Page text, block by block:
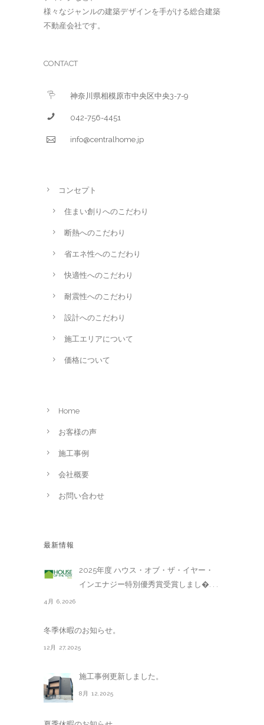
様々なジャンルの建築デザインを手がける総合建築
不動産会社です。
CONTACT
神奈川県相模原市中央区中央3-7-9
042-756-4451
info@centralhome.jp
コンセプト
住まい創りへのこだわり
断熱へのこだわり
省エネ性へのこだわり
快適性へのこだわり
耐震性へのこだわり
設計へのこだわり
施工エリアについて
価格について
Home
お客様の声
施工事例
会社概要
お問い合わせ
最新情報
2025年度 ハウス・オブ・ザ・イヤー・
インエナジー特別優秀賞受賞しまし�. . .
4月 6,2026
冬季休暇のお知らせ。
12月 27,2025
施工事例更新しました。
8月 12,2025